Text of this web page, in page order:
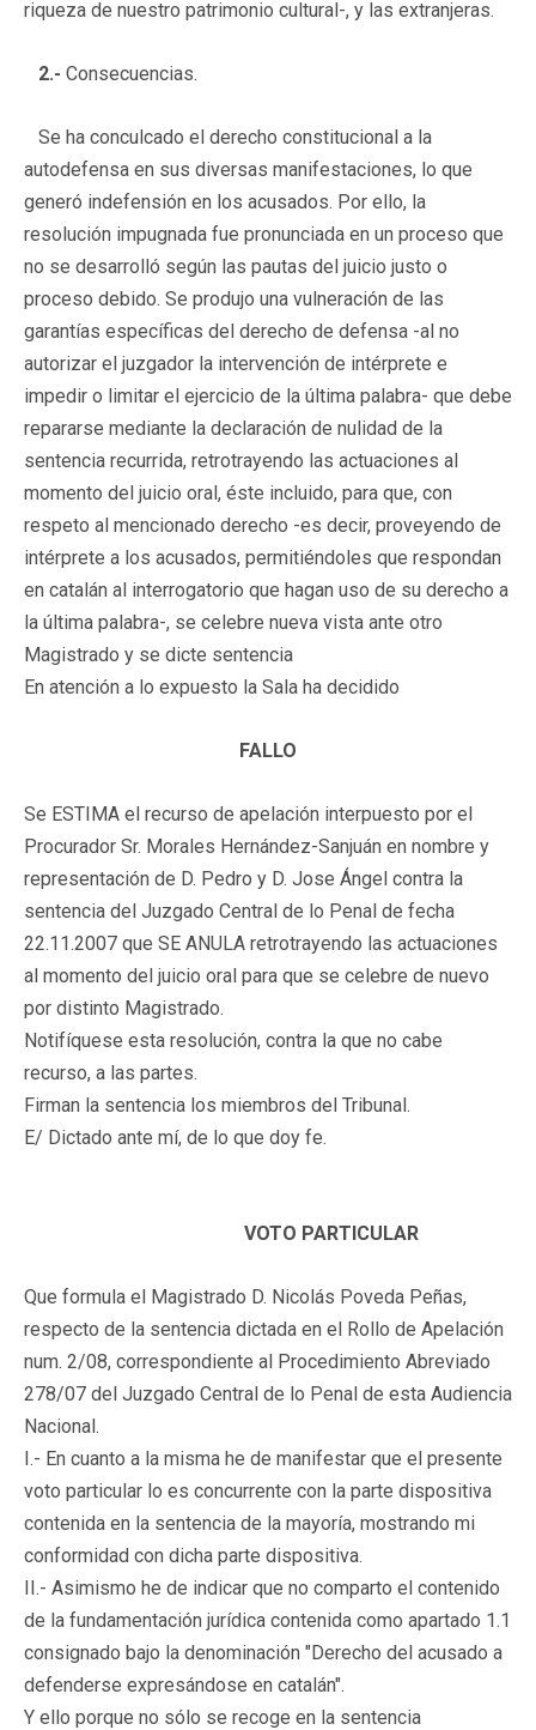
riqueza de nuestro patrimonio cultural-, y las extranjeras.
2.- Consecuencias.
Se ha conculcado el derecho constitucional a la
autodefensa en sus diversas manifestaciones, lo que
generó indefensión en los acusados. Por ello, la
resolución impugnada fue pronunciada en un proceso que
no se desarrolló según las pautas del juicio justo o
proceso debido. Se produjo una vulneración de las
garantías específicas del derecho de defensa -al no
autorizar el juzgador la intervención de intérprete e
impedir o limitar el ejercicio de la última palabra- que debe
repararse mediante la declaración de nulidad de la
sentencia recurrida, retrotrayendo las actuaciones al
momento del juicio oral, éste incluido, para que, con
respeto al mencionado derecho -es decir, proveyendo de
intérprete a los acusados, permitiéndoles que respondan
en catalán al interrogatorio que hagan uso de su derecho a
la última palabra-, se celebre nueva vista ante otro
Magistrado y se dicte sentencia
En atención a lo expuesto la Sala ha decidido
FALLO
Se ESTIMA el recurso de apelación interpuesto por el
Procurador Sr. Morales Hernández-Sanjuán en nombre y
representación de D. Pedro y D. Jose Ángel contra la
sentencia del Juzgado Central de lo Penal de fecha
22.11.2007 que SE ANULA retrotrayendo las actuaciones
al momento del juicio oral para que se celebre de nuevo
por distinto Magistrado.
Notifíquese esta resolución, contra la que no cabe
recurso, a las partes.
Firman la sentencia los miembros del Tribunal.
E/ Dictado ante mí, de lo que doy fe.
VOTO PARTICULAR
Que formula el Magistrado D. Nicolás Poveda Peñas,
respecto de la sentencia dictada en el Rollo de Apelación
num. 2/08, correspondiente al Procedimiento Abreviado
278/07 del Juzgado Central de lo Penal de esta Audiencia
Nacional.
I.- En cuanto a la misma he de manifestar que el presente
voto particular lo es concurrente con la parte dispositiva
contenida en la sentencia de la mayoría, mostrando mi
conformidad con dicha parte dispositiva.
II.- Asimismo he de indicar que no comparto el contenido
de la fundamentación jurídica contenida como apartado 1.1
consignado bajo la denominación "Derecho del acusado a
defenderse expresándose en catalán".
Y ello porque no sólo se recoge en la sentencia